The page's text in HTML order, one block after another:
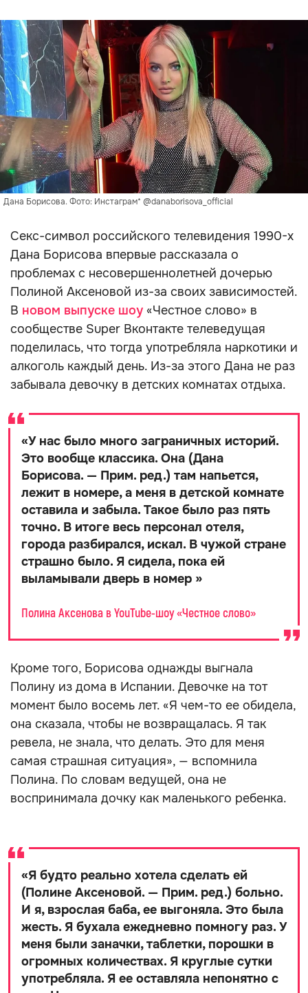
Дана Борисова. Фото: Инстаграм* @danaborisova_official
Секс-символ российского телевидения 1990-х
Дана Борисова впервые рассказала о
проблемах с несовершеннолетней дочерью
Полиной Аксеновой из-за своих зависимостей.
В новом выпуске шоу «Честное слово» в
сообществе Super Вконтакте телеведущая
поделилась, что тогда употребляла наркотики и
алкоголь каждый день. Из-за этого Дана не раз
забывала девочку в детских комнатах отдыха.
«У нас было много заграничных историй.
Это вообще классика. Она (Дана
Борисова. — Прим. ред.) там напьется,
лежит в номере, а меня в детской комнате
оставила и забыла. Такое было раз пять
точно. В итоге весь персонал отеля,
города разбирался, искал. В чужой стране
страшно было. Я сидела, пока ей
выламывали дверь в номер »
Полина Аксенова в YouTube-шоу «Честное слово»
Кроме того, Борисова однажды выгнала
Полину из дома в Испании. Девочке на тот
момент было восемь лет. «Я чем-то ее обидела,
она сказала, чтобы не возвращалась. Я так
ревела, не знала, что делать. Это для меня
самая страшная ситуация», — вспомнила
Полина. По словам ведущей, она не
воспринимала дочку как маленького ребенка.
«Я будто реально хотела сделать ей
(Полине Аксеновой. — Прим. ред.) больно.
И я, взрослая баба, ее выгоняла. Это была
жесть. Я бухала ежедневно помногу раз. У
меня были заначки, таблетки, порошки в
огромных количествах. Я круглые сутки
употребляла. Я ее оставляла непонятно с